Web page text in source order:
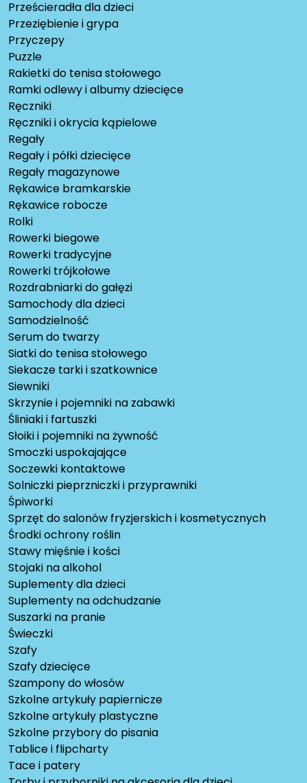
Prześcieradła dla dzieci
Przeziębienie i grypa
Przyczepy
Puzzle
Rakietki do tenisa stołowego
Ramki odlewy i albumy dziecięce
Ręczniki
Ręczniki i okrycia kąpielowe
Regały
Regały i półki dziecięce
Regały magazynowe
Rękawice bramkarskie
Rękawice robocze
Rolki
Rowerki biegowe
Rowerki tradycyjne
Rowerki trójkołowe
Rozdrabniarki do gałęzi
Samochody dla dzieci
Samodzielność
Serum do twarzy
Siatki do tenisa stołowego
Siekacze tarki i szatkownice
Siewniki
Skrzynie i pojemniki na zabawki
Śliniaki i fartuszki
Słoiki i pojemniki na żywność
Smoczki uspokajające
Soczewki kontaktowe
Solniczki pieprzniczki i przyprawniki
Śpiworki
Sprzęt do salonów fryzjerskich i kosmetycznych
Środki ochrony roślin
Stawy mięśnie i kości
Stojaki na alkohol
Suplementy dla dzieci
Suplementy na odchudzanie
Suszarki na pranie
Świeczki
Szafy
Szafy dziecięce
Szampony do włosów
Szkolne artykuły papiernicze
Szkolne artykuły plastyczne
Szkolne przybory do pisania
Tablice i flipcharty
Tace i patery